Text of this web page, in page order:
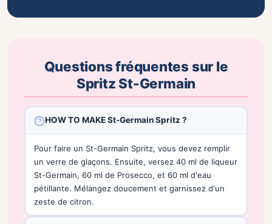
Questions fréquentes sur le
Spritz St-Germain
HOW TO MAKE St-Germain Spritz ?
Pour faire un St-Germain Spritz, vous devez remplir
un verre de glaçons. Ensuite, versez 40 ml de liqueur
St-Germain, 60 ml de Prosecco, et 60 ml d'eau
pétillante. Mélangez doucement et garnissez d'un
zeste de citron.